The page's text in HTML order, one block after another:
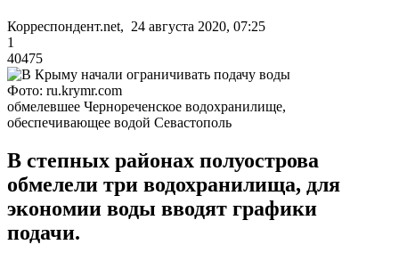
Корреспондент.net, 24 августа 2020, 07:25
1
40475
Фото: ru.krymr.com
обмелевшее Чернореченское водохранилище,
обеспечивающее водой Севастополь
В степных районах полуострова
обмелели три водохранилища, для
экономии воды вводят графики
подачи.